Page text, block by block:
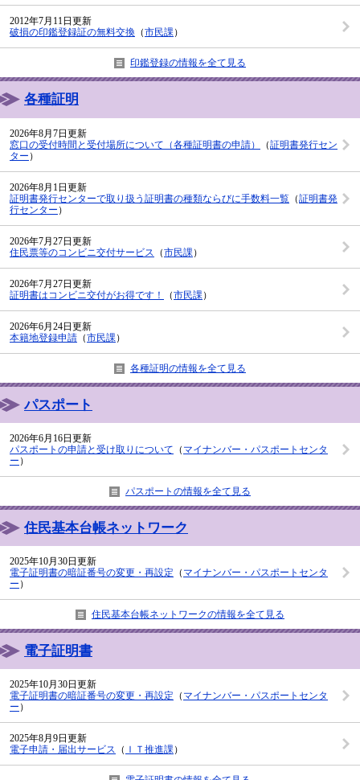
2012年7月11日更新
破損の印鑑登録証の無料交換 （市民課）
印鑑登録の情報を全て見る
各種証明
2026年8月7日更新
窓口の受付時間と受付場所について（各種証明書の申請）
（証明書発行セン
ター ）
2026年8月1日更新
証明書発行センターで取り扱う証明書の種類ならびに手数料一覧 （証明書発
行センター ）
2026年7月27日更新
住民票等のコンビニ交付サービス
（市民課 ）
2026年7月27日更新
証明書はコンビニ交付がお得です！
（市民課 ）
2026年6月24日更新
本籍地登録申請 （市民課 ）
各種証明の情報を全て見る
パスポート
2026年6月16日更新
パスポートの申請と受け取りについて （ マイナンバー・パスポートセンタ
ー ）
パスポートの情報を全て見る
住民基本台帳ネットワーク
2025年10月30日更新
電子証明書の暗証番号の変更・再設定 （ マイナンバー・パスポートセンタ
ー ）
住民基本台帳ネットワークの情報を全て見る
電子証明書
2025年10月30日更新
電子証明書の暗証番号の変更・再設定 （ マイナンバー・パスポートセンタ
ー ）
2025年8月9日更新
電子申請・届出サービス （ ＩＴ推進課）